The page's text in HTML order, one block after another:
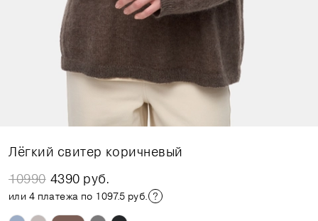
Лёгкий свитер коричневый
10990 4390 руб.
или 4 платежа по 1097.5 руб.